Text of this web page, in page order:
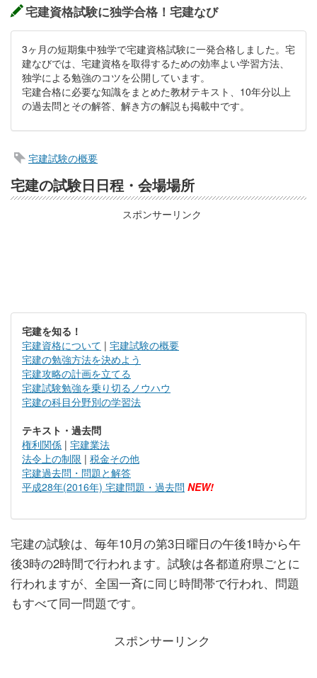
宅建資格試験に独学合格！宅建なび
3ヶ月の短期集中独学で宅建資格試験に一発合格しました。宅
建なびでは、宅建資格を取得するための効率よい学習方法、
独学による勉強のコツを公開しています。
宅建合格に必要な知識をまとめた教材テキスト、10年分以上
の過去問とその解答、解き方の解説も掲載中です。
宅建試験の概要
宅建の試験日日程・会場場所
スポンサーリンク
宅建を知る！
宅建資格について | 宅建試験の概要
宅建の勉強方法を決めよう
宅建攻略の計画を立てる
宅建試験勉強を乗り切るノウハウ
宅建の科目分野別の学習法
テキスト・過去問
権利関係 | 宅建業法
法令上の制限 | 税金その他
宅建過去問・問題と解答
平成28年(2016年) 宅建問題・過去問 NEW!
宅建の試験は、毎年10月の第3日曜日の午後1時から午
後3時の2時間で行われます。試験は各都道府県ごとに
行われますが、全国一斉に同じ時間帯で行われ、問題
もすべて同一問題です。
スポンサーリンク